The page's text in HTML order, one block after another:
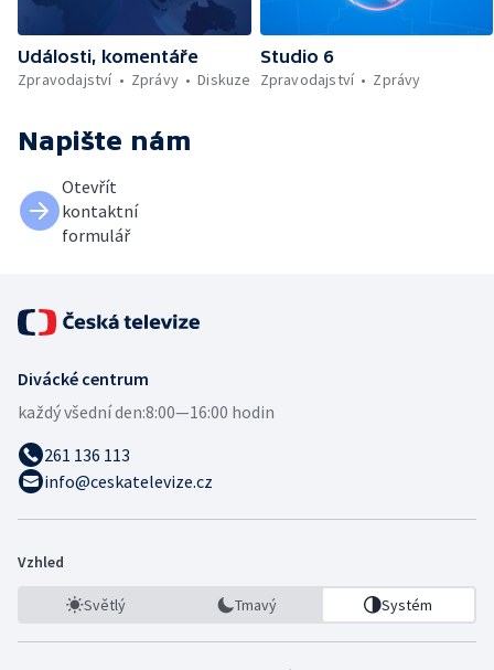
Události, komentáře
Zpravodajství
Zprávy Diskuze
Studio 6
Zpravodajství
Zprávy
Napište nám
Otevřít
kontaktní
formulář
Divácké centrum
každý všední den:8:00—16:00 hodin
261 136 113
info@ceskatelevize.cz
Vzhled
Světlý Tmavý Systém